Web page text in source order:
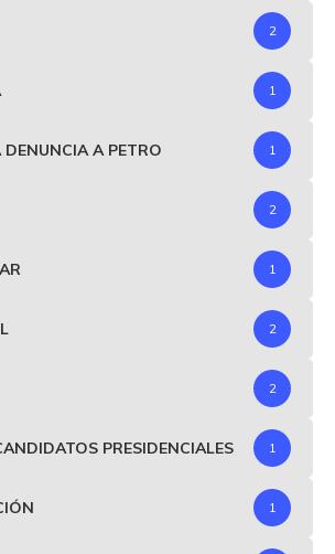
2
1
DENUNCIA A PETRO 1
2
1
2
2
PRESIDENCIALES 1
1